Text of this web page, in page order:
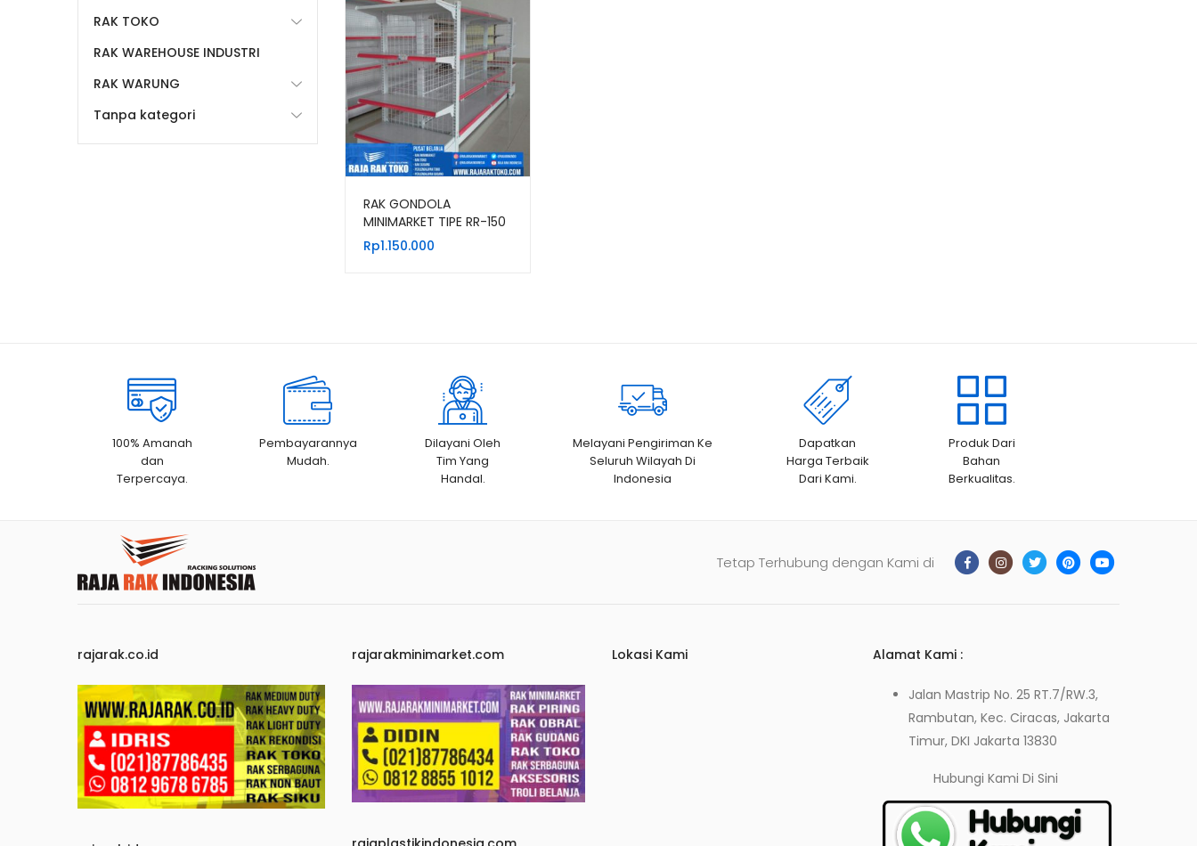
RAK GONDOLA
MINIMARKET TIPE RR-150
(Best Seller) RAJARAK
Rp1.150.000
RAK TOKO
RAK WAREHOUSE INDUSTRI
RAK WARUNG
Tanpa kategori
100% Amanah
dan
Terpercaya.
Pembayarannya
Mudah.
Dilayani Oleh
Tim Yang
Handal.
Melayani Pengiriman Ke
Seluruh Wilayah Di
Indonesia
Dapatkan
Harga Terbaik
Dari Kami.
Produk Dari
Bahan
Berkualitas.
Tetap Terhubung dengan Kami di
rajarak.co.id rajarakminimarket.com Lokasi Kami Alamat Kami :
Jalan Mastrip No. 25 RT.7/RW.3,
Rambutan, Kec. Ciracas, Jakarta
Timur, DKI Jakarta 13830
Hubungi KamiDi Sini